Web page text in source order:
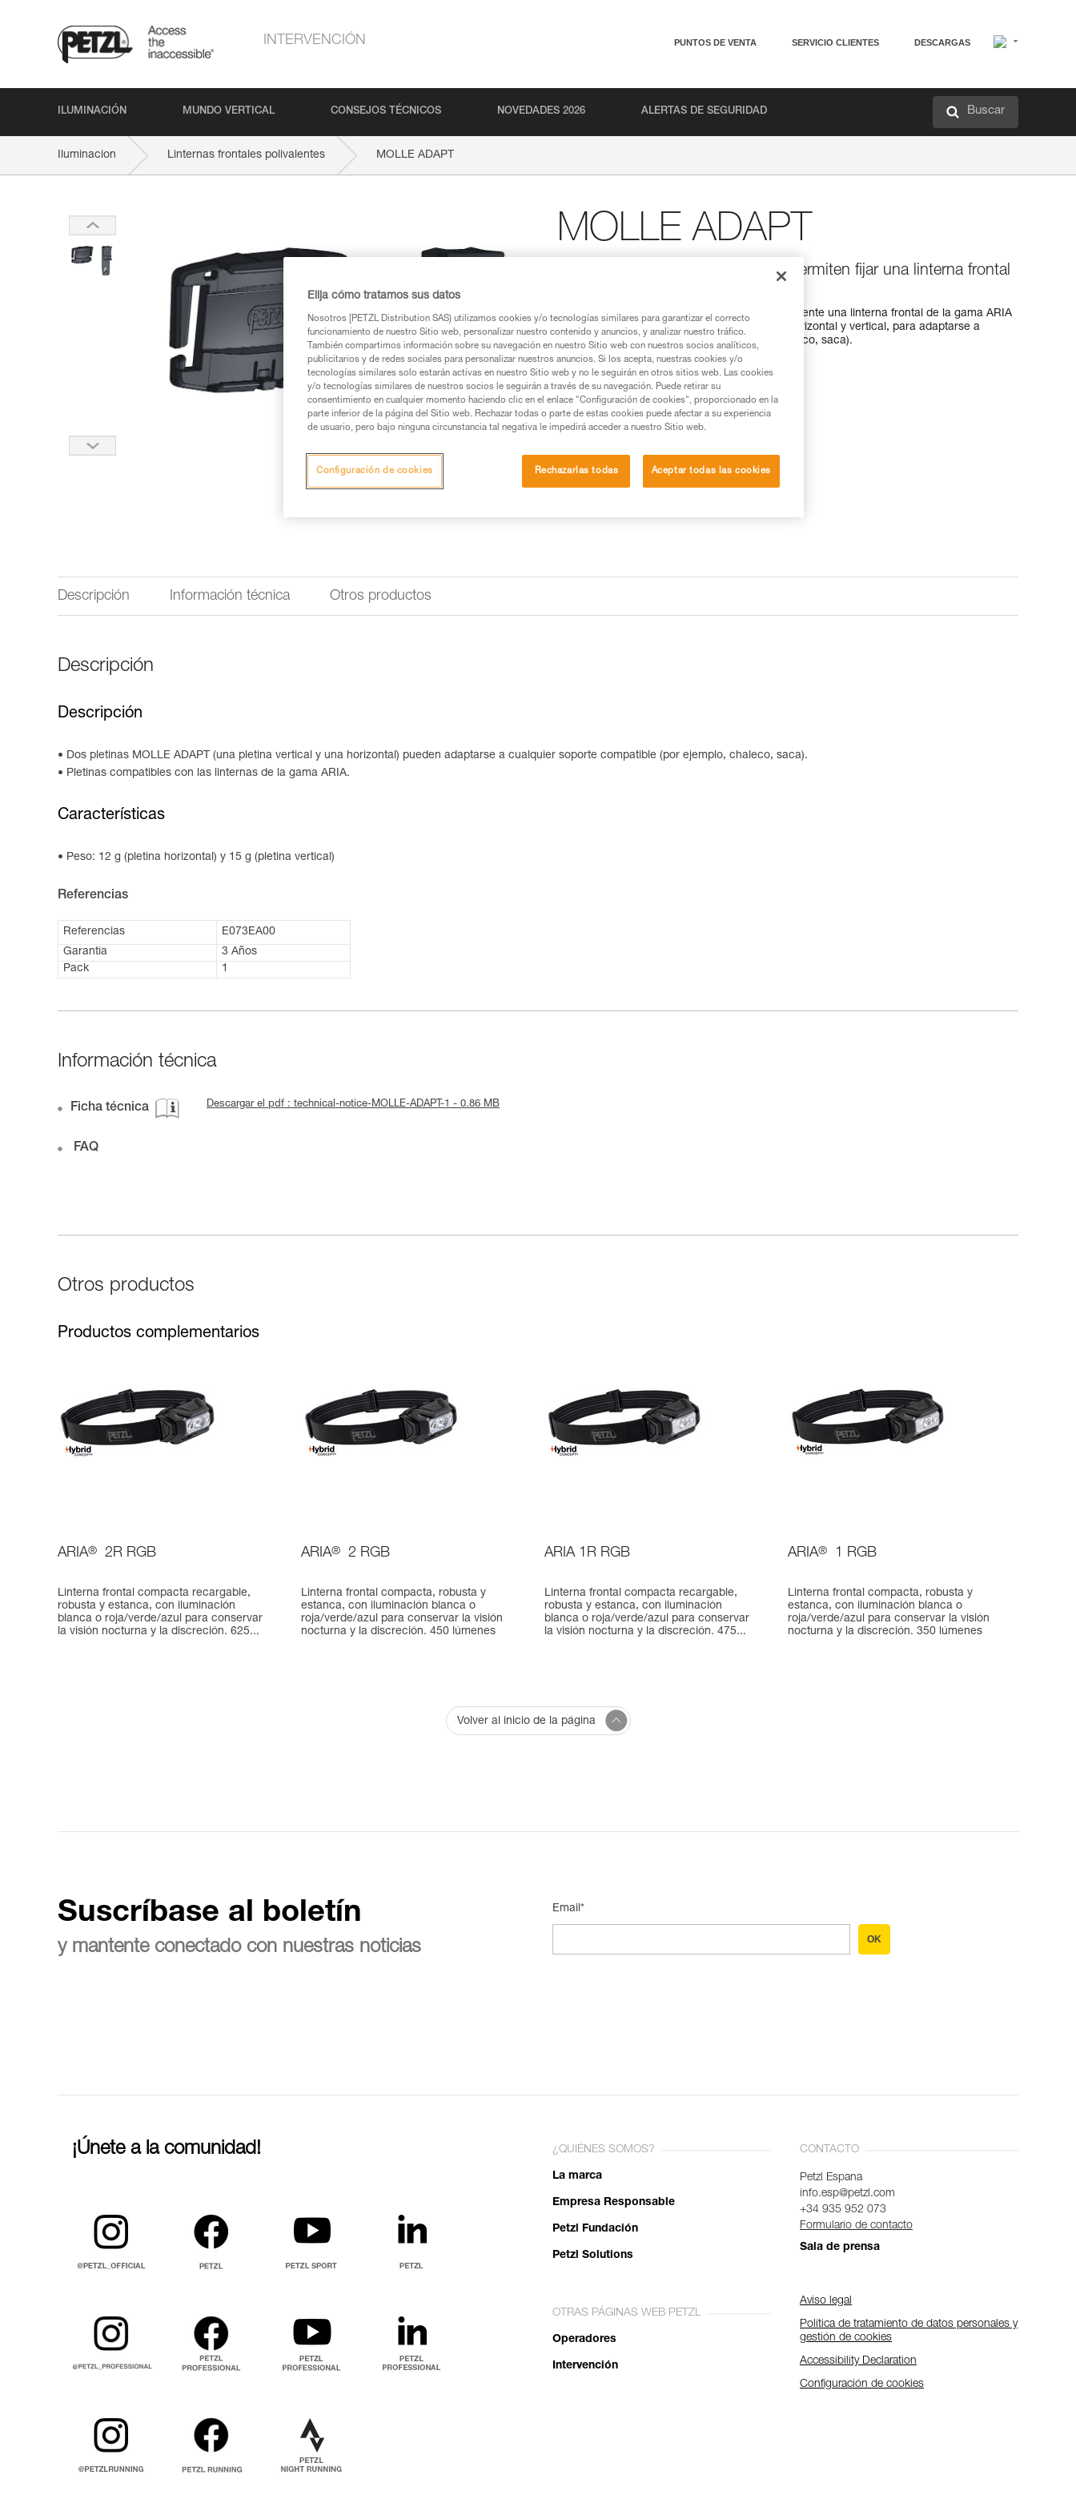
INTERVENCIÓN PUNTOS DE VENTA SERVICIO CLIENTES DESCARGAS
ILUMINACIÓN MUNDO VERTICAL CONSEJOS TÉCNICOS NOVEDADES 2026 ALERTAS DE SEGURIDAD Buscar
Iluminacion Linternas frontales polivalentes MOLLE ADAPT
MOLLE ADAPT
Pletinas (horizontal y vertical) que permiten fijar una linterna frontal
Las pletinas MOLLE ADAPT permiten fijar fácilmente una linterna frontal de la gama ARIA
a un sistema MOLLE. Se sirven dos pletinas, horizontal y vertical, para adaptarse a
cualquier forma y dimensión (por ejemplo, chaleco, saca).
Buscar un punto de venta
Descripción Información técnica Otros productos
Descripción
Descripción
Dos pletinas MOLLE ADAPT (una pletina vertical y una horizontal) pueden adaptarse a cualquier soporte compatible (por ejemplo, chaleco, saca).
Pletinas compatibles con las linternas de la gama ARIA.
Características
Peso: 12 g (pletina horizontal) y 15 g (pletina vertical)
Referencias
Referencias
E073EA00
Garantía
3 Años
Pack
1
Información técnica
Ficha técnica Descargar el pdf : technical-notice-MOLLE-ADAPT-1 - 0.86 MB
FAQ
Otros productos
Productos complementarios
ARIA® 2R RGB
Linterna frontal compacta recargable,
robusta y estanca, con iluminación
blanca o roja/verde/azul para conservar
la visión nocturna y la discreción. 625...
ARIA® 2 RGB
Linterna frontal compacta, robusta y
estanca, con iluminación blanca o
roja/verde/azul para conservar la visión
nocturna y la discreción. 450 lúmenes
ARIA 1R RGB
Linterna frontal compacta recargable,
robusta y estanca, con iluminación
blanca o roja/verde/azul para conservar
la visión nocturna y la discreción. 475...
ARIA® 1 RGB
Linterna frontal compacta, robusta y
estanca, con iluminación blanca o
roja/verde/azul para conservar la visión
nocturna y la discreción. 350 lúmenes
Volver al inicio de la página
Suscríbase al boletín
y mantente conectado con nuestras noticias
Email*
OK
¡Únete a la comunidad! ¿QUIÉNES SOMOS?
La marca
Empresa Responsable
Petzl Fundación
Petzl Solutions
OTRAS PÁGINAS WEB PETZL
Operadores
Intervención
CONTACTO
Petzl Espana
info.esp@petzl.com
+34 935 952 073
Formulario de contacto
Sala de prensa
Aviso legal
Política de tratamiento de datos personales y
gestión de cookies
Accessibility Declaration
Configuración de cookies
Elija cómo tratamos sus datos
Nosotros [PETZL Distribution SAS) utilizamos cookies y/o tecnologías similares para garantizar el correcto
funcionamiento de nuestro Sitio web, personalizar nuestro contenido y anuncios, y analizar nuestro tráfico.
También compartimos información sobre su navegación en nuestro Sitio web con nuestros socios analíticos,
publicitarios y de redes sociales para personalizar nuestros anuncios. Si los acepta, nuestras cookies y/o
tecnologías similares solo estarán activas en nuestro Sitio web y no le seguirán en otros sitios web. Las cookies
y/o tecnologías similares de nuestros socios le seguirán a través de su navegación. Puede retirar su
consentimiento en cualquier momento haciendo clic en el enlace "Configuración de cookies", proporcionado en la
parte inferior de la página del Sitio web. Rechazar todas o parte de estas cookies puede afectar a su experiencia
de usuario, pero bajo ninguna circunstancia tal negativa le impedirá acceder a nuestro Sitio web.
Rechazarlas todas Aceptar todas las cookies
Configuración de cookies